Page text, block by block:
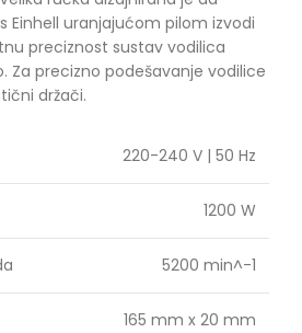
Einhell uranjajućom pilom izvodi
preciznost sustav vodilica
Za precizno podešavanje vodilice
držači.
220-240 V | 50 Hz
1200 W
5200 min^-1
165 mm x 20 mm